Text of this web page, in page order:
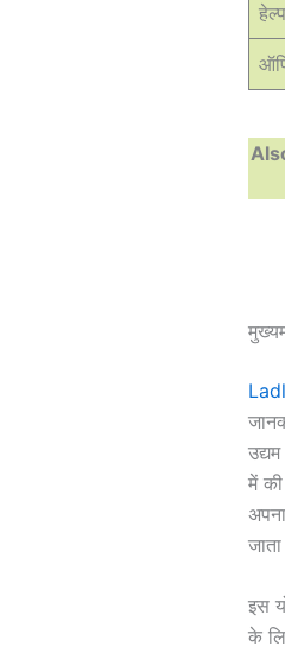
में
इस
के